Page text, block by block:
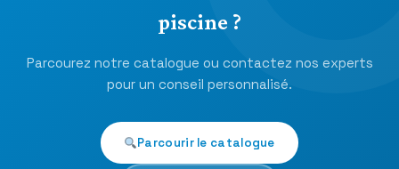
piscine ?
Parcourez notre catalogue ou contactez nos experts
pour un conseil personnalisé.
Parcourir le catalogue